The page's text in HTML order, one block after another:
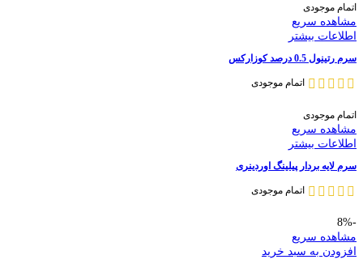
اتمام موجودی
مشاهده سریع
اطلاعات بیشتر
سرم رتینول 0.5 درصد کوزارکس
اتمام موجودی
اتمام موجودی
مشاهده سریع
اطلاعات بیشتر
سرم لایه بردار پیلینگ اوردینری
اتمام موجودی
-8%
مشاهده سریع
افزودن به سبد خرید